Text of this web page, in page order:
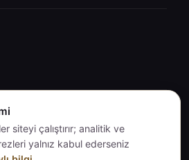
. Tüm hakları saklıdır.
tıbbi tavsiye değildir.
· Sitemap·Çerez tercihleri
siteyi çalıştırır; analitik ve
yalnız kabul ederseniz